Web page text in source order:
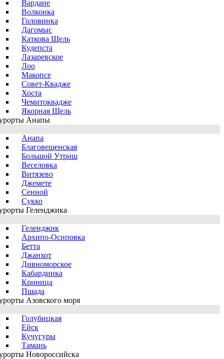
Вардане
Волконка
Головинка
Дагомыс
Каткова Щель
Кудепста
Лазаревское
Лоо
Макопсе
Совет-Квадже
Хоста
Чемитоквадже
Якорная Щель
Анапы
Анапа
Благовещенская
Большой Утриш
Веселовка
Витязево
Джемете
Сенной
Сукко
Геленджика
Геленджик
Архипо-Осиповка
Бетта
Джанхот
Дивноморское
Кабардинка
Криница
Пшада
Азовского моря
Голубицкая
Ейск
Кучугуры
Тамань
Новороссийска